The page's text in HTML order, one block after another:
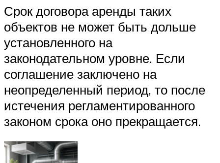
Срок договора аренды таких
объектов не может быть дольше
установленного на
законодательном уровне. Если
соглашение заключено на
неопределенный период, то после
истечения регламентированного
законом срока оно прекращается.